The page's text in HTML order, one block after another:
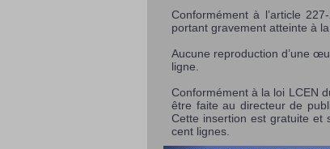
Conformément à l’article
portant gravement atteinte à
Aucune reproduction d’une
ligne.
Conformément à la loi LCEN
être faite au directeur de
Cette insertion est gratuite et
cent lignes.